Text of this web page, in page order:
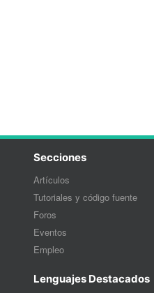
Secciones
Artículos
Tutoriales y código fuente
Foros
Eventos
Empleo
Lenguajes Destacados